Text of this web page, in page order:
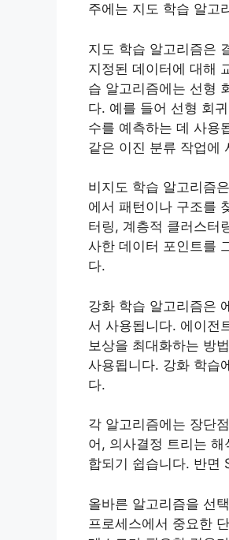
주에는 지도 학습 알고
지도 학습 알고리즘은
지정된 데이터에 대해
습 알고리즘에는 선형
다. 예를 들어 선형 회
수를 예측하는 데 사용
같은 이진 분류 작업에
비지도 학습 알고리즘
에서 패턴이나 구조를
터링, 계층적 클러스터
사한 데이터 포인트를
다.
강화 학습 알고리즘은
서 사용됩니다. 에이전
보상을 최대화하는 방
사용됩니다. 강화 학습
다.
각 알고리즘에는 장단
어, 의사결정 트리는
합되기 쉽습니다. 반면
올바른 알고리즘을 선
프로세스에서 중요한